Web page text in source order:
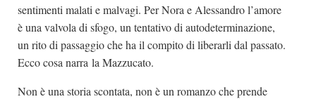
sentimenti malati e malvagi. Per Nora e Alessandro l’amore
è una valvola di sfogo, un tentativo di autodeterminazione,
un rito di passaggio che ha il compito di liberarli dal passato.
Ecco cosa narra la Mazzucato.
Non è una storia scontata, non è un romanzo che prende